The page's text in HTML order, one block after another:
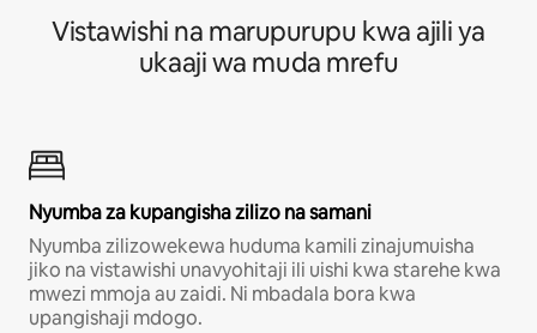
Vistawishi na marupurupu kwa ajili ya
ukaaji wa muda mrefu
Nyumba za kupangisha zilizo na samani
Nyumba zilizowekewa huduma kamili zinajumuisha
jiko na vistawishi unavyohitaji ili uishi kwa starehe kwa
mwezi mmoja au zaidi. Ni mbadala bora kwa
upangishaji mdogo.